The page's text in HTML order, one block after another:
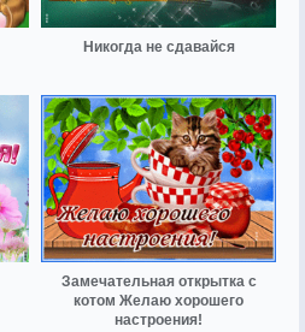
Никогда не сдавайся
Замечательная открытка с
котом Желаю хорошего
настроения!